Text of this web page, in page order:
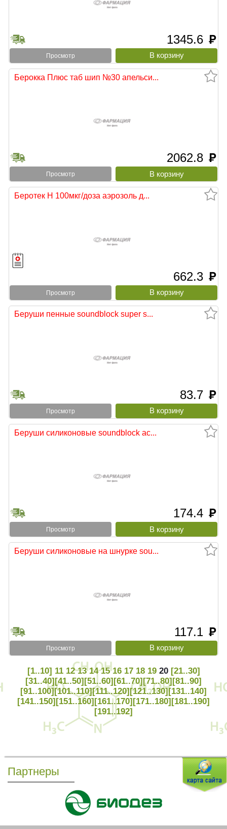
1345.6 руб
Просмотр
Берокка Плюс таб шип №30 апельси...
2062.8 руб
Просмотр
Беротек Н 100мкг/доза аэрозоль д...
662.3 руб
Просмотр
Беруши пенные soundblock super s...
83.7 руб
Просмотр
Беруши силиконовые soundblock ac...
174.4 руб
Просмотр
Беруши силиконовые на шнурке sou...
117.1 руб
Просмотр
[1..10] 11 12 13 14 15 16 17 18 19 20 [21..30]
[31..40][41..50][51..60][61..70][71..80][81..90]
[91..100][101..110][111..120][121..130][131..140]
[141..150][151..160][161..170][171..180][181..190]
[191..192]
Партнеры